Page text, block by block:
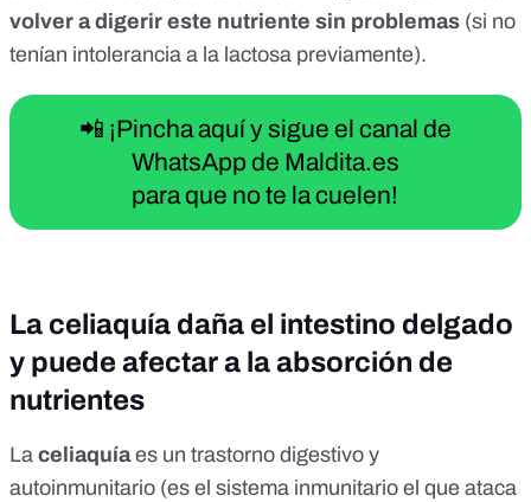
volver a digerir este nutriente sin problemas (si no
tenían intolerancia a la lactosa previamente).
📲 ¡Pincha aquí y sigue el canal de
WhatsApp de Maldita.es
para que no te la cuelen!
La celiaquía daña el intestino delgado
y puede afectar a la absorción de
nutrientes
La celiaquíaes un trastorno digestivo y
autoinmunitario (es el sistema inmunitario el que ataca